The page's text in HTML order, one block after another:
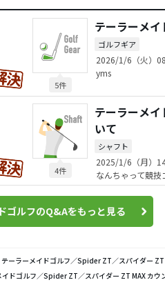
5件
テーラーメ
ゴルフギア
2026/1/6（火）
yms
4件
テーラーメイ
いて
シャフト
2025/1/6（月）
なんちゃって競技
ゴルフのQ&Aをもっと見る
テーラーメイドゴルフ／Spider ZT／スパイダー
イドゴルフ／Spider ZT／スパイダー ZT MAX カウ